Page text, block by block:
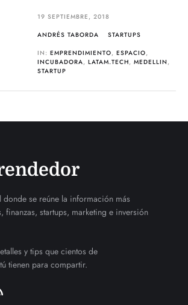
19 SEPTIEMBRE, 2018
ANDRÉS TABORDA
STARTUPS
IN:EMPRENDIMIENTO,ESPACIO,
INCUBADORA,LATAM.TECH,MEDELLIN ,
STARTUP
se reúne la información más
finanzas, startups, marketing e inversión
y tips que cientos de
tienen para compartir.